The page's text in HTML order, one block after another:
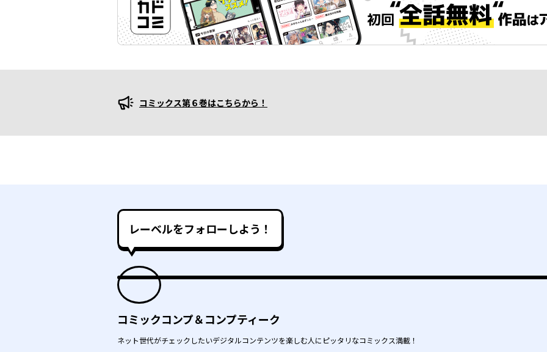
プロモーション
コミックス第６巻はこちらから！
レーベルをフォローしよう！
コミックコンプ＆コンプティーク
ネット世代がチェックしたいデジタルコンテンツを楽しむ人にピッタリなコミックス満載！